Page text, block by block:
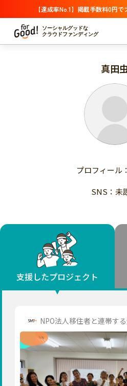
【達成率No.1】掲載手数料0円
ソーシャルグッドな
クラウドファンディング
プロジェクトからさがす
地域からさがす
支援金額が多い
終了日が近い
カテゴリーからさがす
医療・福祉
子
人権・マイ
北海道 青森 岩手
福島
茨城 栃木 群馬
東京
神奈川
新潟 富山 石川 福井
長野
岐阜 静岡 愛知
近畿
三重 滋賀 京都 大阪
奈良
和歌山
真田虫
プロフィール
SNS：未
支援したプロジェクト
NPO法人移住者と連帯す